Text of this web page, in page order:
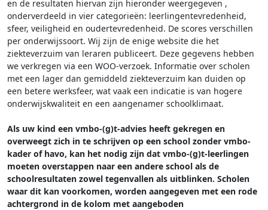
en de resultaten hiervan zijn hieronder weergegeven ,
onderverdeeld in vier categorieën: leerlingentevredenheid,
sfeer, veiligheid en oudertevredenheid. De scores verschillen
per onderwijssoort. Wij zijn de enige website die het
ziekteverzuim van leraren publiceert. Deze gegevens hebben
we verkregen via een WOO-verzoek. Informatie over scholen
met een lager dan gemiddeld ziekteverzuim kan duiden op
een betere werksfeer, wat vaak een indicatie is van hogere
onderwijskwaliteit en een aangenamer schoolklimaat.
Als uw kind een vmbo-(g)t-advies heeft gekregen en
overweegt zich in te schrijven op een school zonder vmbo-
kader of havo, kan het nodig zijn dat vmbo-(g)t-leerlingen
moeten overstappen naar een andere school als de
schoolresultaten zowel tegenvallen als uitblinken. Scholen
waar dit kan voorkomen, worden aangegeven met een rode
achtergrond in de kolom met aangeboden